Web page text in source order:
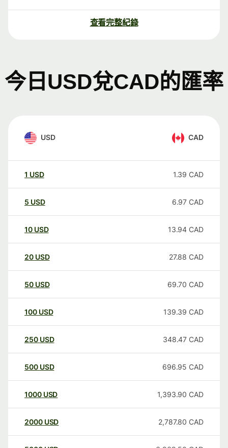
查看完整紀錄
今日USD兌CAD的匯率
USD CAD
1 USD 1.39 CAD
5 USD 6.97 CAD
10 USD 13.94 CAD
20 USD 27.88 CAD
50 USD 69.70 CAD
100 USD 139.39 CAD
250 USD 348.47 CAD
500 USD 696.95 CAD
1000 USD 1,393.90 CAD
2000 USD 2,787.80 CAD